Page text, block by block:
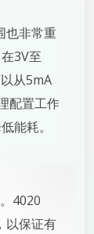
也非常重
3V至
从5mA
配置工作
能耗。
4020
以保证有